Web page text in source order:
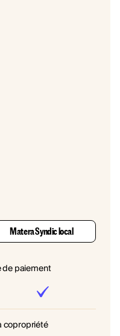
Matera Syndic local
paiement
copropriété